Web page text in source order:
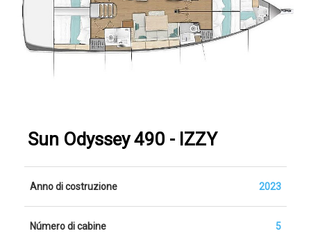
Sun Odyssey 490 - IZZY
Anno di costruzione 2023
Número di cabine 5